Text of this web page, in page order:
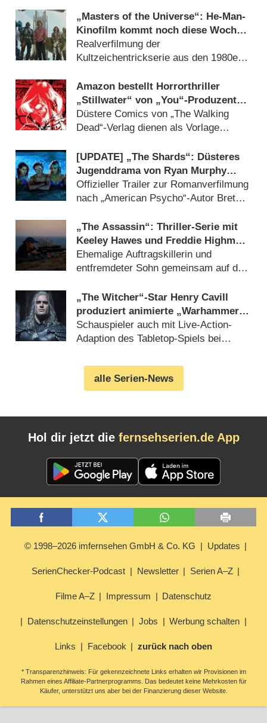
„Masters of the Universe“: He-Man-
Kinofilm kommt noch diese Woche
ins Streaming
Realverfilmung der
Kultzeichentrickserie aus den 1980er
Amazon bestellt Horrorthriller
„Stillwater“ von „You“-Produzent
Greg Berlanti
Düstere Comics von „The Walking
Dead“-Verlag dienen als Vorlage
[UPDATE] „The Shards“: Düsteres
Jugenddrama von Ryan Murphy
(„American Horror Story“) feiert
Deutschlandpremiere
Offizieller Trailer zur Romanverfilmung
nach „American Psycho“-Autor Bret
„The Assassin“: Thriller-Serie mit
Keeley Hawes und Freddie Highmore
kommt endlich nach Deutschland
Ehemalige Auftragskillerin und
entfremdeter Sohn gemeinsam auf der
„The Witcher“-Star Henry Cavill
produziert animierte „Warhammer
40,000“-Serie
Schauspieler auch mit Live-Action-
Adaption des Tabletop-Spiels bei
alle Serien-News
Hol dir jetzt die fernsehserien.de App
© 1998–2026 imfernsehen GmbH & Co. KG Updates
SerienChecker-Podcast Newsletter Serien A–Z
Filme A–Z Impressum Datenschutz
Datenschutzeinstellungen Jobs Werbung schalten
Links Facebook zurück nach oben
* Transparenzhinweis: Für gekennzeichnete Links erhalten wir Provisionen im
Rahmen eines Affiliate-Partnerprogramms. Das bedeutet keine Mehrkosten für
Käufer, unterstützt uns aber bei der Finanzierung dieser Website.